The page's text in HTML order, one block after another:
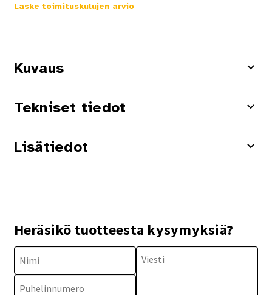
Laske toimituskulujen arvio
Kuvaus
Tekniset tiedot
Lisätiedot
Heräsikö tuotteesta kysymyksiä?